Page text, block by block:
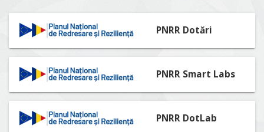
PNRR Dotări
PNRR Smart Labs
PNRR DotLab